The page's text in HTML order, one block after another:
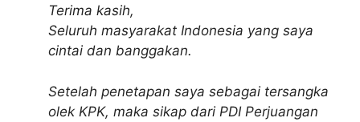
Terima kasih,
Seluruh masyarakat Indonesia yang saya
cintai dan banggakan.
Setelah penetapan saya sebagai tersangka
olek KPK, maka sikap dari PDI Perjuangan